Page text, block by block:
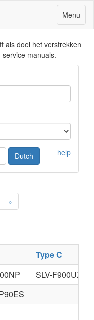
Toggle
navigation
Menu
als doel het verstrekken
manuals.
help
Dutch
»
Type C
SLV-F900UX